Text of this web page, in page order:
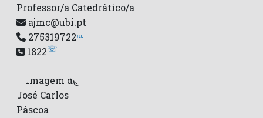
Professor/a Catedrático/a
ajmc@ubi.pt
275319722℡
1822☏